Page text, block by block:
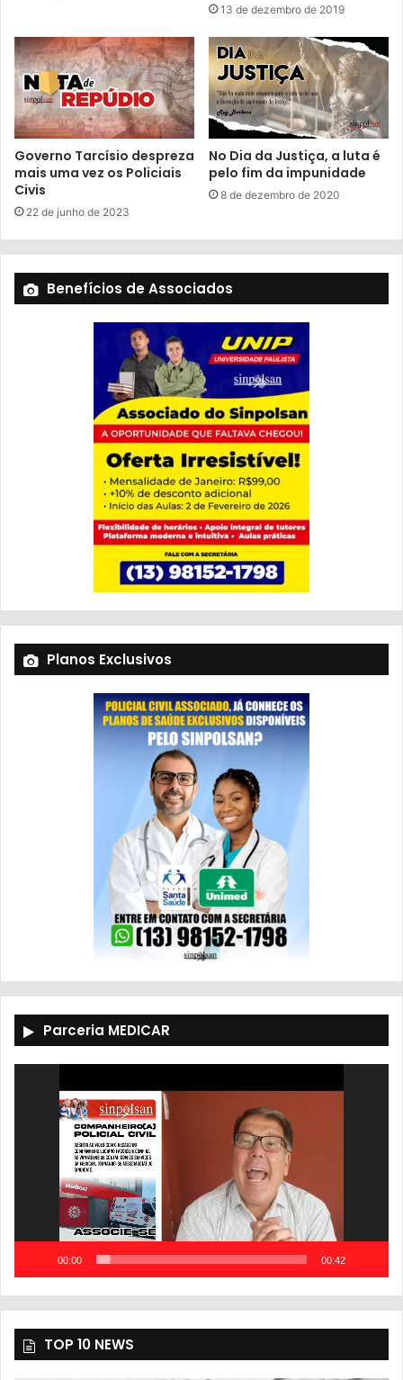
13 de dezembro de 2019
Governo Tarcísio despreza
mais uma vez os Policiais
Civis
22 de junho de 2023
No Dia da Justiça, a luta é
pelo fim da impunidade
8 de dezembro de 2020
Benefícios de Associados
Planos Exclusivos
Parceria MEDICAR
00:00 00:42
TOP 10 NEWS